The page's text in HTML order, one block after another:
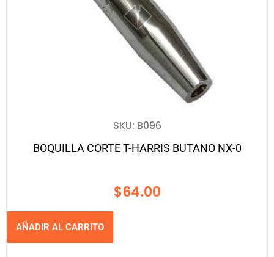
SKU: B096
BOQUILLA CORTE T-HARRIS BUTANO NX-0
$64.00
AÑADIR AL CARRITO